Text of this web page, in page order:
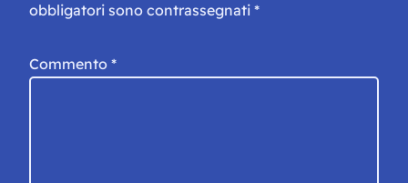
obbligatori sono contrassegnati *
Commento *